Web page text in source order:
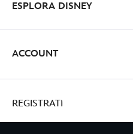
ESPLORA DISNEY
ACCOUNT
REGISTRATI